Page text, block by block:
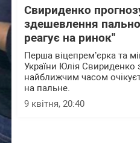
Свириденко
здешевлення
реагує на ринок"
Перша віцепрем’єрка та
України Юлія Свириденко
найближчим часом
на пальне.
9 квітня, 20:40